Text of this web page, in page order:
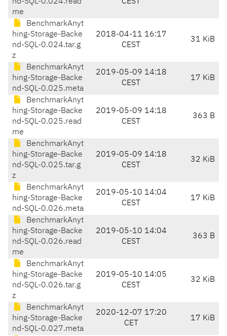
me
BenchmarkAnyt
hing-Storage-Backe
nd-SQL-0.024.tar.g
z
2018-04-11 16:17
CEST
31 KiB
BenchmarkAnyt
hing-Storage-Backe
nd-SQL-0.025.meta
2019-05-09 14:18
CEST
17 KiB
BenchmarkAnyt
hing-Storage-Backe
nd-SQL-0.025.read
me
2019-05-09 14:18
CEST
363 B
BenchmarkAnyt
hing-Storage-Backe
nd-SQL-0.025.tar.g
z
2019-05-09 14:18
CEST
32 KiB
BenchmarkAnyt
hing-Storage-Backe
nd-SQL-0.026.meta
2019-05-10 14:04
CEST
17 KiB
BenchmarkAnyt
hing-Storage-Backe
nd-SQL-0.026.read
me
2019-05-10 14:04
CEST
363 B
BenchmarkAnyt
hing-Storage-Backe
nd-SQL-0.026.tar.g
z
2019-05-10 14:05
CEST
32 KiB
BenchmarkAnyt
hing-Storage-Backe
nd-SQL-0.027.meta
2020-12-07 17:20
CET
17 KiB